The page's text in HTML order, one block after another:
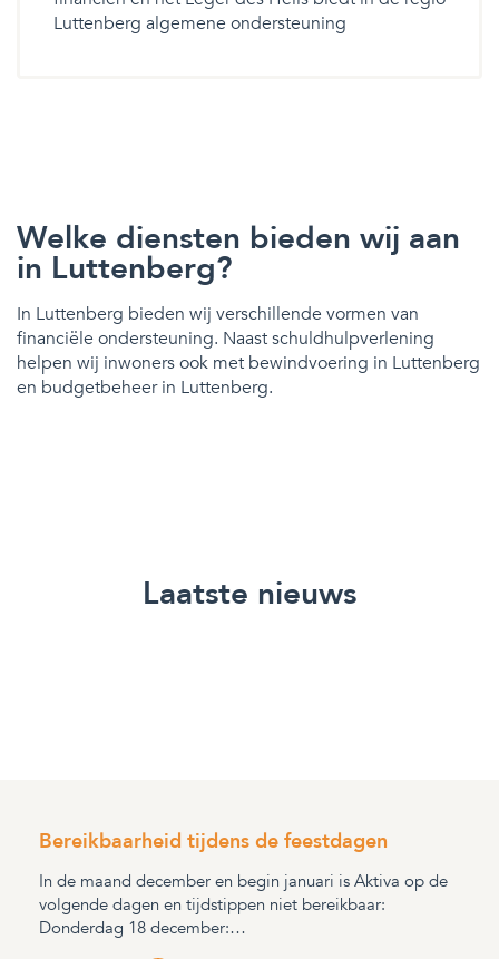
Luttenberg algemene ondersteuning
Welke diensten bieden wij aan
in Luttenberg?
In Luttenberg bieden wij verschillende vormen van
financiële ondersteuning. Naast schuldhulpverlening
helpen wij inwoners ook met bewindvoering in Luttenberg
en budgetbeheer in Luttenberg.
Laatste nieuws
Bereikbaarheid tijdens de feestdagen
In de maand december en begin januari is Aktiva op de
volgende dagen en tijdstippen niet bereikbaar:
Donderdag 18 december:…